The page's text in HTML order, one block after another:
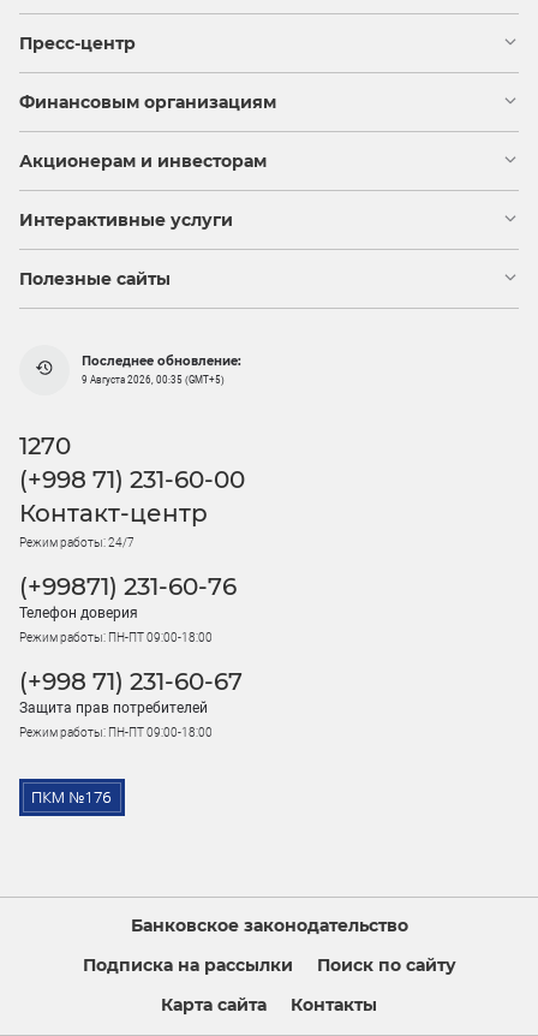
Пресс-центр
Финансовым организациям
Акционерам и инвесторам
Интерактивные услуги
Полезные сайты
Последнее обновление:
9 Августа 2026, 00:35 (GMT+5)
1270
(+998 71) 231-60-00
Контакт-центр
Режим работы: 24/7
(+99871) 231-60-76
Телефон доверия
Режим работы: ПН-ПТ 09:00-18:00
(+998 71) 231-60-67
Защита прав потребителей
Режим работы: ПН-ПТ 09:00-18:00
Банковское законодательство
Подписка на рассылки
Поиск по сайту
Карта сайта
Контакты